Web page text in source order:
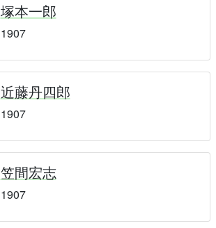
塚本一郎
1907
近藤丹四郎
1907
笠間宏志
1907